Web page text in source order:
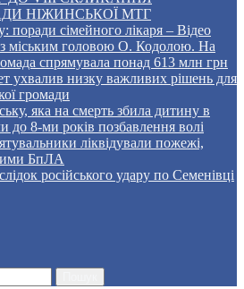
НІЖИНСЬКОЇ МТГ
поради сімейного лікаря – Відео
міським головою О. Кодолою. На
спрямувала понад 613 млн грн
ухвалив низку важливих рішень для
громади
яка на смерть збила дитину в
до 8-ми років позбавлення волі
ліквідували пожежі,
БпЛА
російського удару по Семенівці